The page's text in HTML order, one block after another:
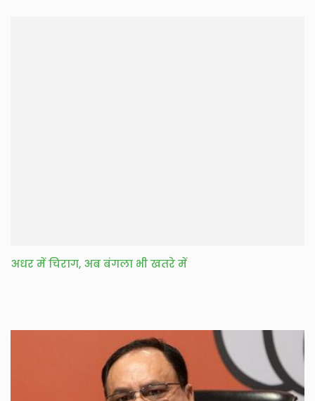
अधर में चिराग, अब बंगला भी खतरे में